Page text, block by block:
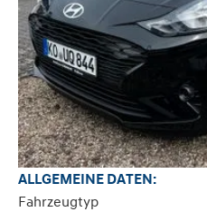
ALLGEMEINE DATEN:
Fahrzeugtyp